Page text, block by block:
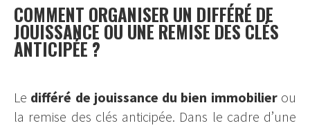
COMMENT ORGANISER UN DIFFÉRÉ DE
JOUISSANCE OU UNE REMISE DES CLÉS
ANTICIPÉE ?
Le différé de jouissance du bien immobilierou
la remise des clés anticipée. Dans le cadre d’une